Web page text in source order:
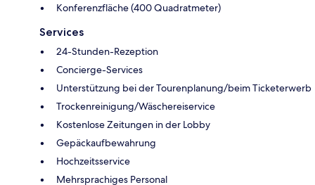
Konferenzfläche (400 Quadratmeter)
Services
24-Stunden-Rezeption
Concierge-Services
Unterstützung bei der Tourenplanung/beim Ticketerwerb
Trockenreinigung/Wäschereiservice
Kostenlose Zeitungen in der Lobby
Gepäckaufbewahrung
Hochzeitsservice
Mehrsprachiges Personal